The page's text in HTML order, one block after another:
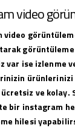
video
video
görüntüleme
var ise izlenme
ürünlerinizi
ve kolay.
bir instagram
hilesi